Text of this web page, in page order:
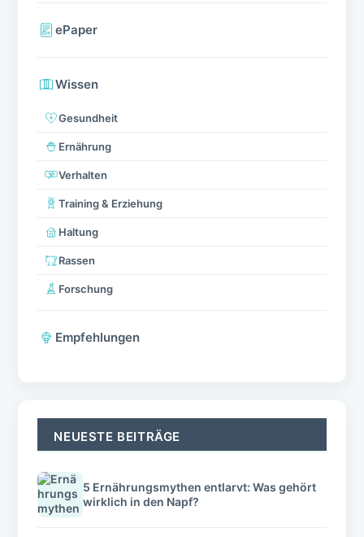
ePaper
Wissen
Gesundheit
Ernährung
Verhalten
Training & Erziehung
Haltung
Rassen
Forschung
Empfehlungen
NEUESTE BEITRÄGE
5 Ernährungsmythen entlarvt: Was gehört
wirklich in den Napf?